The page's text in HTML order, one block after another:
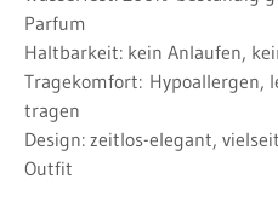
Parfum
Haltbarkeit: kein Anlaufen,
Tragekomfort: Hypoallergen,
tragen
Design: zeitlos-elegant,
Outfit